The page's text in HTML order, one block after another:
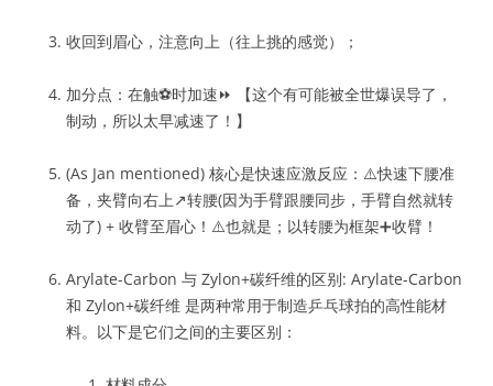
收回到眉心，注意向上（往上挑的感觉）；
加分点：在触⚽️时加速⏩ 【这个有可能被全世爆误导了，
制动，所以太早减速了！】
(As Jan mentioned) 核心是快速应激反应：⚠️快速下腰准
备，夹臂向右上↗️转腰(因为手臂跟腰同步，手臂自然就转
动了) + 收臂至眉心！⚠️也就是；以转腰为框架➕收臂！
Arylate-Carbon 与 Zylon+碳纤维的区别: Arylate-Carbon
和 Zylon+碳纤维 是两种常用于制造乒乓球拍的高性能材
料。以下是它们之间的主要区别：